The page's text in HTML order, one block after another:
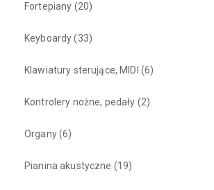
Fortepiany (20)
Keyboardy(33)
Klawiatury sterujące, MIDI (6)
Kontrolery nożne, pedały (2)
Organy(6)
Pianina akustyczne (19)